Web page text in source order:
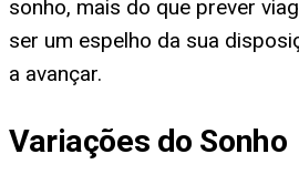
sonho, mais do que prever
ser um espelho da sua
a avançar.
Variações do Sonho